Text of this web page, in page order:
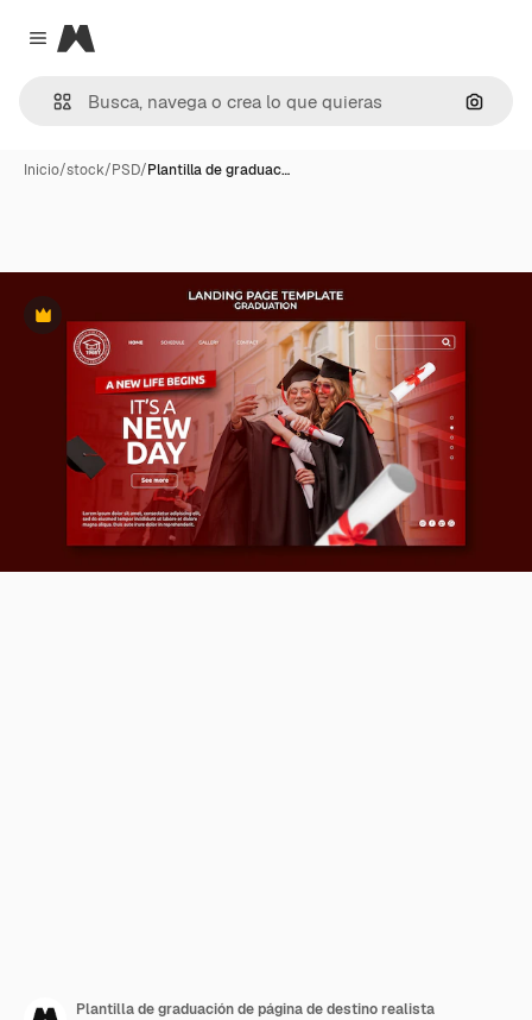
Close menu
Magnific
Inicio/stock/PSD/Plantilla de graduac…
Premium
Plantilla de graduación de página de destino realista